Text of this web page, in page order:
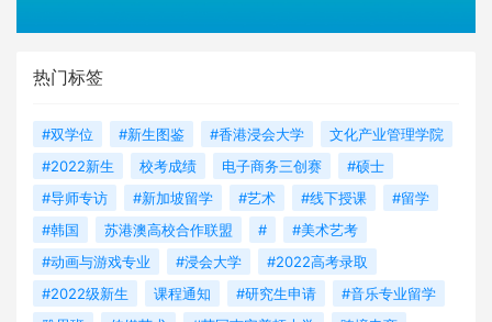
热门标签
#双学位 #新生图鉴 #香港浸会大学
文化产业管理学院
#2022新生
校考成绩 电子商务三创赛
#硕士
#导师专访
#新加坡留学 #艺术 #线下授课
#留学
#韩国
苏港澳高校合作联盟 #
#美术艺考
#动画与游戏专业
#浸会大学
#2022高考录取
#2022级新生
课程通知 #研究生申请
#音乐专业留学